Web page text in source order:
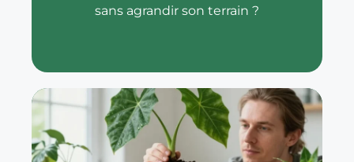
sans agrandir son terrain ?